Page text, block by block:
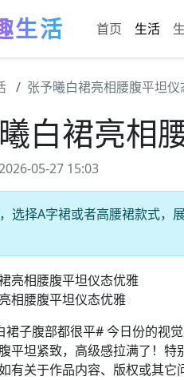
生活 首页 生活
张予曦白裙亮相腰腹平坦仪
白裙亮相
05-27 15:03
选择A字裙或者高腰裙款式，
相腰腹平坦仪态优雅
裙子腹部都很平# 今日份的视
平坦紧致，高级感拉满了！
有关于作品内容、版权或其它